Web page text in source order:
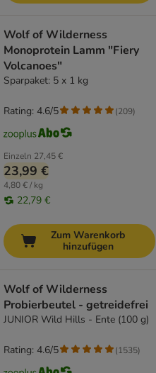
Wolf of Wilderness
Monoprotein Lamm "Fiery
Volcanoes"
Sparpaket: 5 x 1 kg
Einzeln 27,45 €
23,99 €
4,80 € / kg
22,79 €
Rating: 4.6/5 (209)
Zum Warenkorb
hinzufügen
Wolf of Wilderness
Probierbeutel - getreidefrei
JUNIOR Wild Hills - Ente (100 g)
Rating: 4.6/5 (1535)